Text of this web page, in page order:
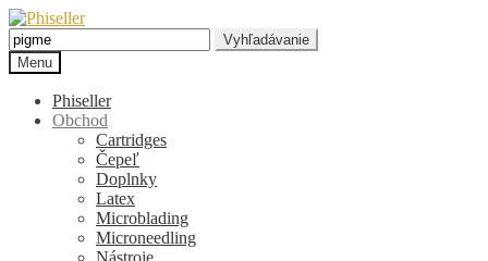
Preskočiť
na
navigáciu
Preskočiť
na
obsah
Hľadať:
Vyhľadávanie
Menu
Phiseller
Obchod
Cartridges
Čepeľ
Doplnky
Latex
Microblading
Microneedling
Nástroje